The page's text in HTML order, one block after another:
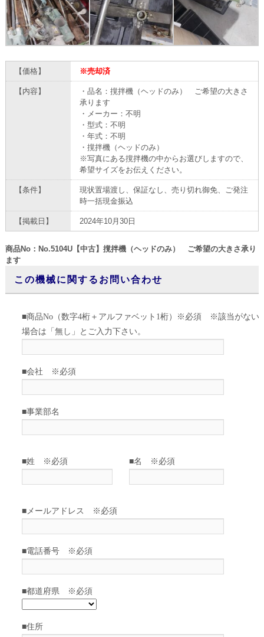
【価格】 ※売却済
【内容】
・品名：撹拌機（ヘッドのみ） ご希望の大きさ
承ります
・メーカー：不明
・型式：不明
・年式：不明
・撹拌機（ヘッドのみ）
※写真にある撹拌機の中からお選びしますので、
希望サイズをお伝えください。
【条件】
現状置場渡し、保証なし、売り切れ御免、ご発注
時一括現金振込
【掲載日】 2024年10月30日
商品No：No.5104U【中古】撹拌機（ヘッドのみ） ご希望の大きさ承り
ます
この機械に関するお問い合わせ